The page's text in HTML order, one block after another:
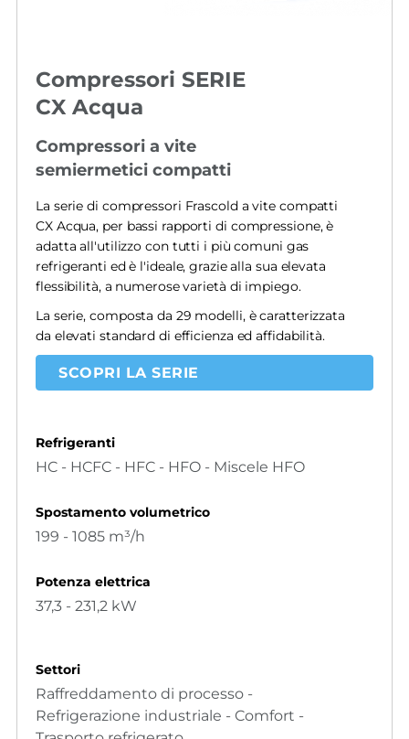
Compressori SERIE
CX Acqua
Compressori a vite
semiermetici compatti
La serie di compressori Frascold a vite compatti
CX Acqua, per bassi rapporti di compressione, è
adatta all'utilizzo con tutti i più comuni gas
refrigeranti ed è l'ideale, grazie alla sua elevata
flessibilità, a numerose varietà di impiego.
La serie, composta da 29 modelli, è caratterizzata
da elevati standard di efficienza ed affidabilità.
SCOPRI LA SERIE
Refrigeranti
HC - HCFC - HFC - HFO - Miscele HFO
Spostamento volumetrico
199 - 1085 m³/h
Potenza elettrica
37,3 - 231,2 kW
Settori
Raffreddamento di processo -
Refrigerazione industriale - Comfort -